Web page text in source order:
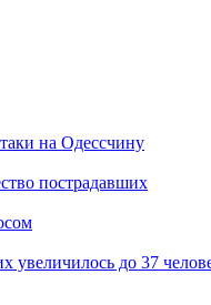
на Одессчину
пострадавших
увеличилось до 37